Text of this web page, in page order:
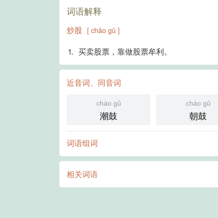
词语解释
炒股 [ chǎo gǔ ]
⒈ 买卖股票，靠做股票牟利。
近音词、同音词
cháo gǔ
潮鼓
cháo gǔ
朝鼓
词语组词
相关词语